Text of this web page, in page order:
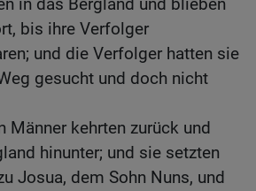
in das Bergland und blieben
bis ihre Verfolger
und die Verfolger hatten sie
gesucht und doch nicht
Männer kehrten zurück und
hinunter; und sie setzten
Josua, dem Sohn Nuns, und